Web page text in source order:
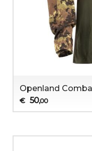
Openland
€ 50,00